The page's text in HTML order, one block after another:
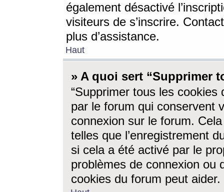
également désactivé
visiteurs de s’inscrire.
plus d’assistance.
Haut
» A quoi sert “Supprimer
“Supprimer tous les cookies
par le forum qui conservent
connexion sur le forum.
telles que l’enregistrement
si cela a été activé par le
problèmes de connexion ou
cookies du forum peut aider.